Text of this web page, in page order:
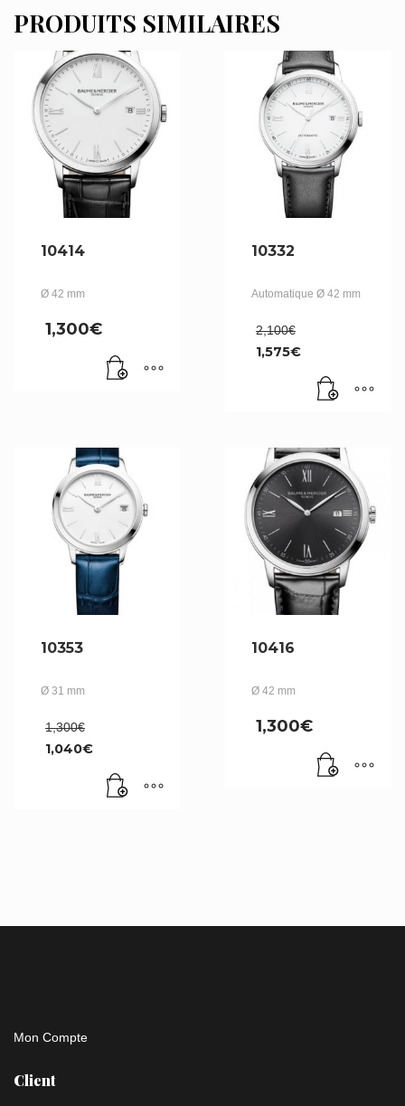
PRODUITS SIMILAIRES
10414
Ø 42 mm
1,300€
10332
Automatique Ø 42 mm
2,100€
était :
2,100€.
1,575€
10353
Ø 31 mm
1,300€
était :
1,300€.
1,040€
10416
Ø 42 mm
1,300€
Mon Compte
Client